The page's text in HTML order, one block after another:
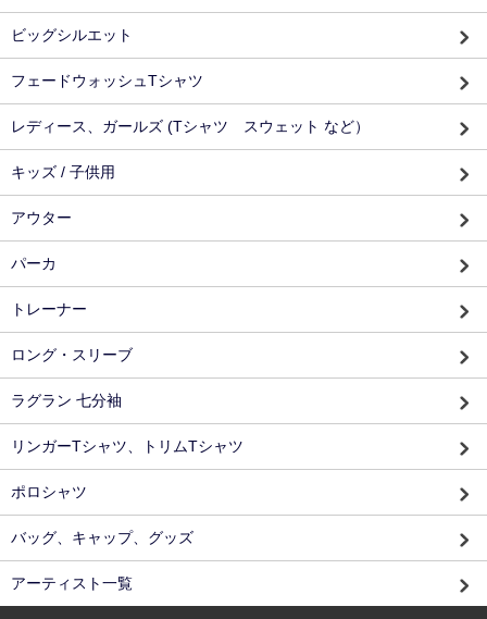
ビッグシルエット
フェードウォッシュTシャツ
レディース、ガールズ (Tシャツ スウェット など）
キッズ / 子供用
アウター
パーカ
トレーナー
ロング・スリーブ
ラグラン 七分袖
リンガーTシャツ、トリムTシャツ
ポロシャツ
バッグ、キャップ、グッズ
アーティスト一覧